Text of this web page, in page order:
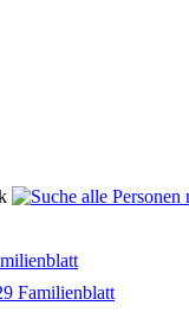
Familienblatt